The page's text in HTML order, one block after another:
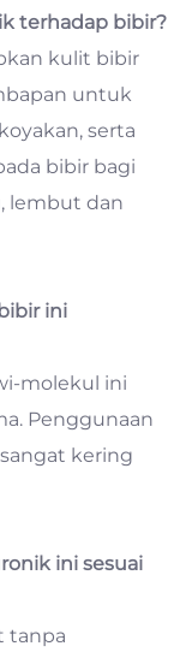
terhadap bibir?
kulit bibir
untuk
serta
bibir bagi
lembut dan
ini
molekul ini
Penggunaan
kering
ini sesuai
tanpa